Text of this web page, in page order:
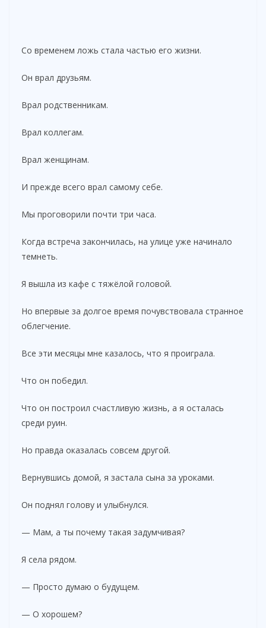
Со временем ложь стала частью его жизни.
Он врал друзьям.
Врал родственникам.
Врал коллегам.
Врал женщинам.
И прежде всего врал самому себе.
Мы проговорили почти три часа.
Когда встреча закончилась, на улице уже начинало
темнеть.
Я вышла из кафе с тяжёлой головой.
Но впервые за долгое время почувствовала странное
облегчение.
Все эти месяцы мне казалось, что я проиграла.
Что он победил.
Что он построил счастливую жизнь, а я осталась
среди руин.
Но правда оказалась совсем другой.
Вернувшись домой, я застала сына за уроками.
Он поднял голову и улыбнулся.
— Мам, а ты почему такая задумчивая?
Я села рядом.
— Просто думаю о будущем.
— О хорошем?